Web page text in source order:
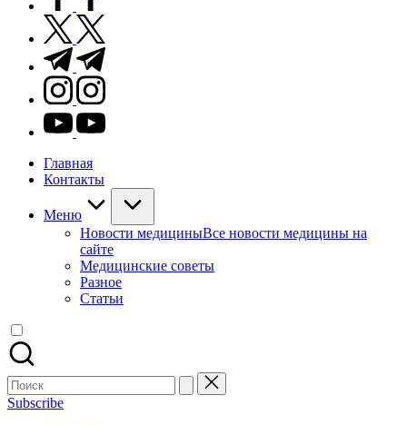
twitter.com
t.me
instagram.com
youtube.com
Главная
Контакты
Меню
Новости медициныВсе новости медицины на
сайте
Медицинские советы
Разное
Статьи
Поиск
для:
Subscribe